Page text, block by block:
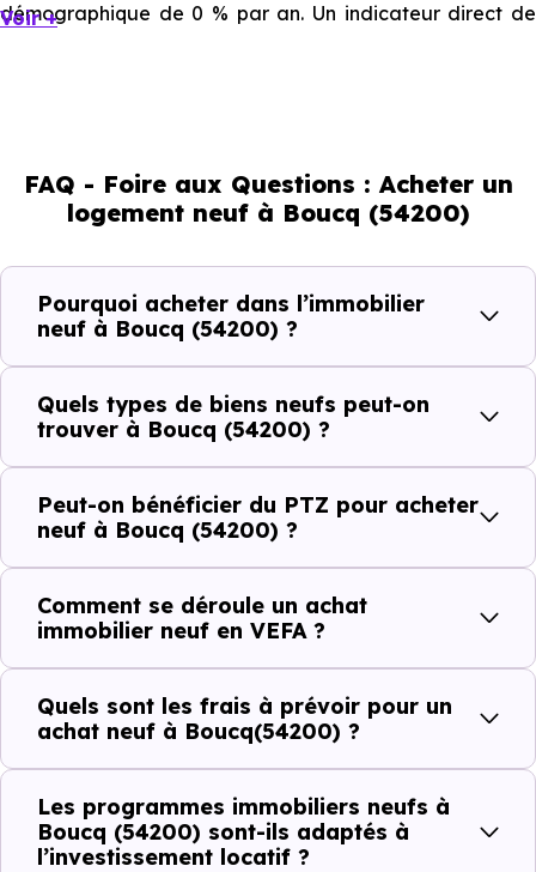
démographique de 0 % par an. Un indicateur direct de
démographique qui renseigne directement sur la
demande locative locale et les typologies de biens les
plus recherchées.
Côté cadre de vie, Boucq (54200) dispose de 1
commerces, 0 professions médicales et 1 établissements
scolaires. Des équipements du quotidien qui constituent
autant d'arguments concrets pour habiter ou investir
dans la commune.
Combien coûte un logement à Boucq
(54200) ?
C'est souvent la première question. Voici les repères de
prix à connaître pour un achat immobilier à Boucq
(54200) :
Prix
minimum
Prix
moyen
Prix
Voir +
FAQ - Foire aux Questions : Acheter un
logement neuf à Boucq (54200)
Pourquoi acheter dans l’immobilier
neuf à Boucq (54200) ?
Quels types de biens neufs peut-on
trouver à Boucq (54200) ?
Peut-on bénéficier du PTZ pour acheter
neuf à Boucq (54200) ?
Comment se déroule un achat
immobilier neuf en VEFA ?
Quels sont les frais à prévoir pour un
achat neuf à Boucq(54200) ?
Les programmes immobiliers neufs à
Boucq (54200) sont-ils adaptés à
l’investissement locatif ?